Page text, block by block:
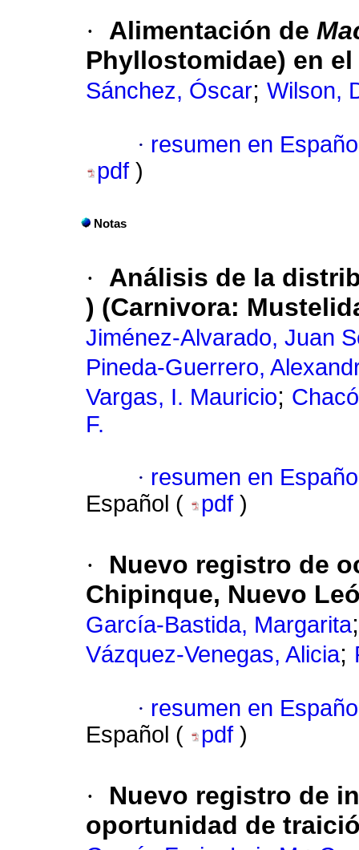
· Alimentación de
Phyllostomidae) en
Sánchez, Óscar; Wilson,
· resumen en
pdf )
Notas
·
Análisis de la
) (Carnivora:
Jiménez-Alvarado, Juan
Pineda-Guerrero,
Vargas, I. Mauricio;
F.
· resumen en
Español (
pdf )
·
Nuevo registro de
Chipinque, Nuevo
García-Bastida, Margarita
Vázquez-Venegas, Alicia;
· resumen en
Español (
pdf )
·
Nuevo registro de
oportunidad de